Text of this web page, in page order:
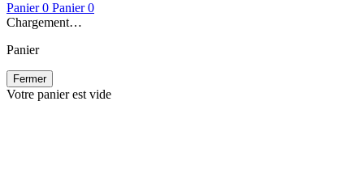
Panier 0 Panier 0
Chargement…
Panier
Fermer
Votre panier est vide